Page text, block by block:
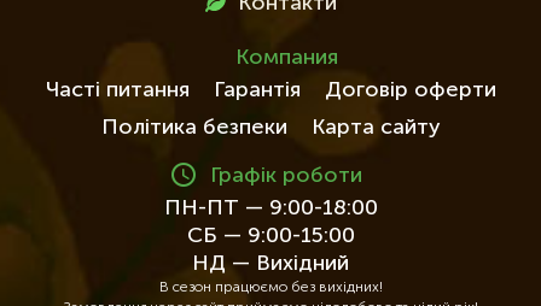
Компания
Часті питання
Гарантія
Договір оферти
Політика безпеки
Карта сайту
Графік роботи
ПН-ПТ — 9:00-18:00
СБ — 9:00-15:00
НД — Вихідний
В сезон працюємо без вихідних!